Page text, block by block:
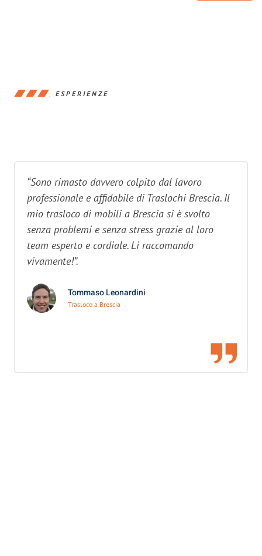
ESPERIENZE
“Sono rimasto davvero colpito dal lavoro
professionale e affidabile di Traslochi Brescia. Il
mio trasloco di mobili a Brescia si è svolto
senza problemi e senza stress grazie al loro
team esperto e cordiale. Li raccomando
vivamente!”.
Tommaso Leonardini
Trasloco a Brescia